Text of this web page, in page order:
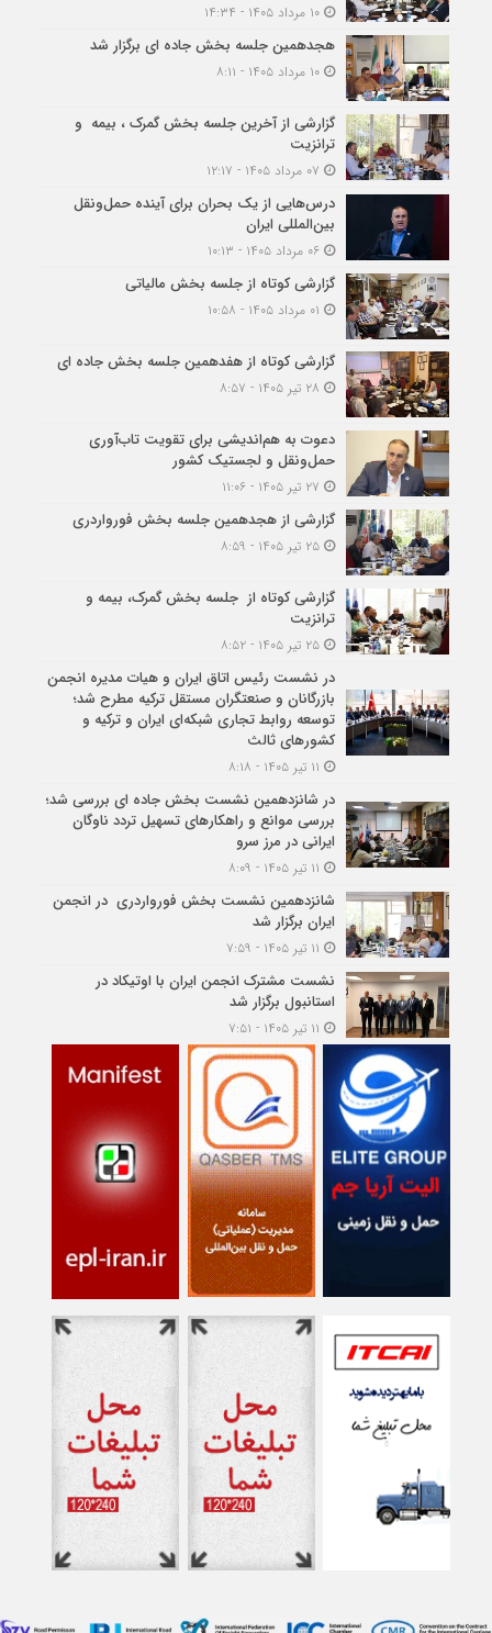
۱۰ مرداد ۱۴۰۵ - ۱۴:۳۴
هجدهمین جلسه بخش جاده ای برگزار شد
۱۰ مرداد ۱۴۰۵ - ۸:۱۱
گزارشی از آخرین جلسه بخش گمرک ، بیمه و
ترانزیت
درس‌هایی از یک بحران برای آینده حمل‌ونقل
بین‌المللی ایران
گزارشی کوتاه از جلسه بخش مالیاتی
گزارشی کوتاه از هفدهمین جلسه بخش جاده ای
دعوت به هم‌اندیشی برای تقویت تاب‌آوری
حمل‌ونقل و لجستیک کشور
گزارشی از هجدهمین جلسه بخش فورواردری
۲۵ تیر ۱۴۰۵ - ۸:۵۹
گزارشی کوتاه از جلسه بخش گمرک، بیمه و
ترانزیت
۲۵ تیر ۱۴۰۵ - ۸:۵۲
در نشست رئیس اتاق ایران و هیات مدیره انجمن
بازرگانان و صنعتگران مستقل ترکیه مطرح شد؛
توسعه روابط تجاری شبکه‌ای ایران و ترکیه و
کشورهای ثالث
در شانزدهمین نشست بخش جاده ای بررسی شد؛
بررسی موانع و راهکارهای تسهیل تردد ناوگان
ایرانی در مرز سرو
شانزدهمین نشست بخش فورواردری در انجمن
ایران برگزار شد
نشست مشترک انجمن ایران با اوتیکاد در
استانبول برگزار شد